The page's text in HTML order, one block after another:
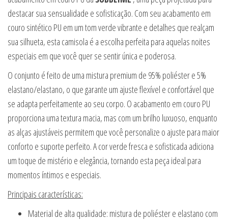
destacar sua sensualidade e sofisticação. Com seu acabamento em
couro sintético PU em um tom verde vibrante e detalhes que realçam
sua silhueta, esta camisola é a escolha perfeita para aquelas noites
especiais em que você quer se sentir única e poderosa.
O conjunto é feito de uma mistura premium de 95% poliéster e 5%
elastano/elastano, o que garante um ajuste flexível e confortável que
se adapta perfeitamente ao seu corpo. O acabamento em couro PU
proporciona uma textura macia, mas com um brilho luxuoso, enquanto
as alças ajustáveis permitem que você personalize o ajuste para maior
conforto e suporte perfeito. A cor verde fresca e sofisticada adiciona
um toque de mistério e elegância, tornando esta peça ideal para
momentos íntimos e especiais.
Principais características:
Material de alta qualidade: mistura de poliéster e elastano com